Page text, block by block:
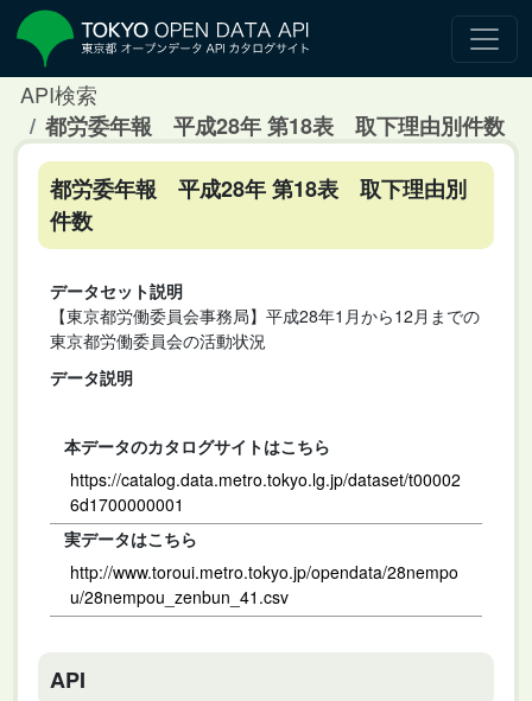
API検索
都労委年報 平成28年 第18表 取下理由別件数
都労委年報 平成28年 第18表 取下理由別
件数
データセット説明
【東京都労働委員会事務局】平成28年1月から12月までの
東京都労働委員会の活動状況
データ説明
本データのカタログサイトはこちら
https://catalog.data.metro.tokyo.lg.jp/dataset/t00002
6d1700000001
実データはこちら
http://www.toroui.metro.tokyo.jp/opendata/28nempo
u/28nempou_zenbun_41.csv
API